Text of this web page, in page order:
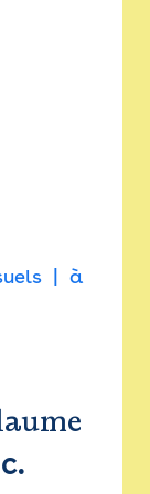
à